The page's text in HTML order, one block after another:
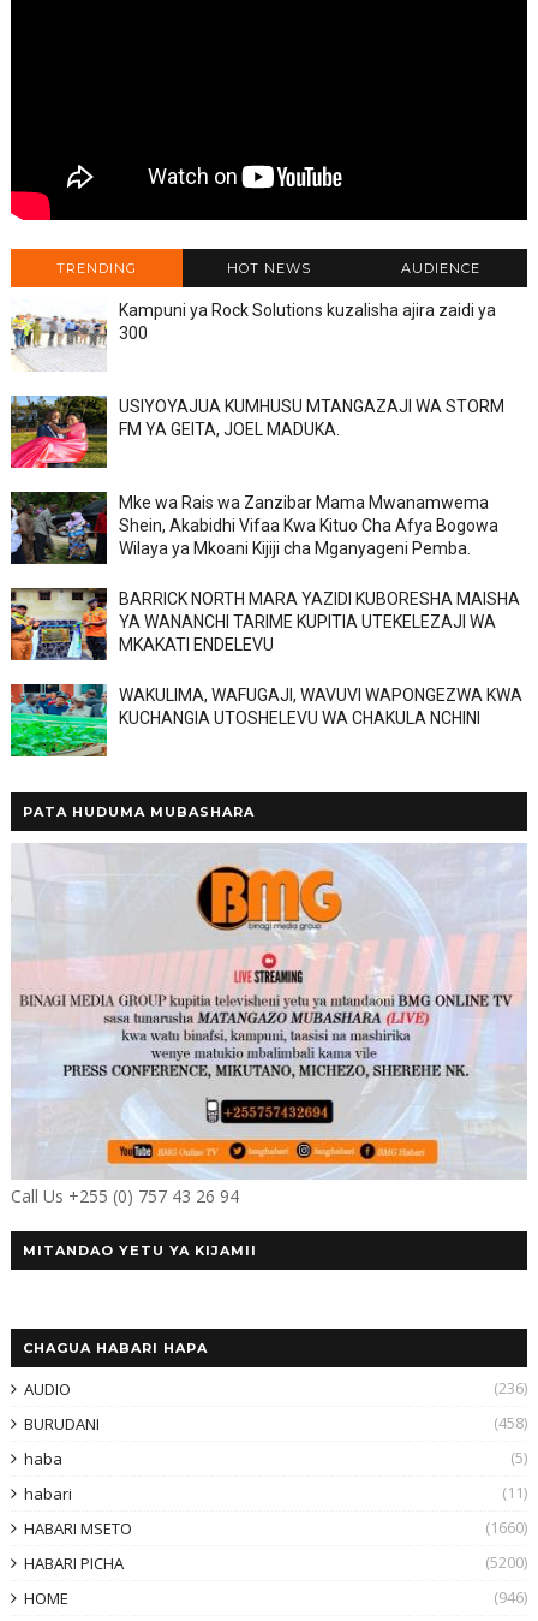
TRENDING HOT NEWS AUDIENCE
Kampuni ya Rock Solutions kuzalisha ajira zaidi ya
300
USIYOYAJUA KUMHUSU MTANGAZAJI WA STORM
FM YA GEITA, JOEL MADUKA.
Mke wa Rais wa Zanzibar Mama Mwanamwema
Shein, Akabidhi Vifaa Kwa Kituo Cha Afya Bogowa
Wilaya ya Mkoani Kijiji cha Mganyageni Pemba.
BARRICK NORTH MARA YAZIDI KUBORESHA MAISHA
YA WANANCHI TARIME KUPITIA UTEKELEZAJI WA
MKAKATI ENDELEVU
WAKULIMA, WAFUGAJI, WAVUVI WAPONGEZWA KWA
KUCHANGIA UTOSHELEVU WA CHAKULA NCHINI
PATA HUDUMA MUBASHARA
Call Us +255 (0) 757 43 26 94
MITANDAO YETU YA KIJAMII
CHAGUA HABARI HAPA
AUDIO
(236)
BURUDANI
(458)
haba
(5)
habari
(11)
HABARI MSETO
(1660)
HABARI PICHA
(5200)
HOME
(946)